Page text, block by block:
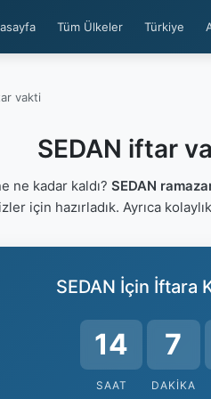
Tüm Ülkeler Türkiye
vakti
SEDAN iftar
ne kadar kaldı? SEDAN
için hazırladık. Ayrıca
SEDAN İçin İftara
14
SAAT
7
DAKIKA